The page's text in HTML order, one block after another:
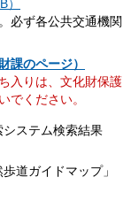
必ず各公共交通機関
課のページ）
入りは、文化財保護
でください。
ステム検索結果
道ガイドマップ」